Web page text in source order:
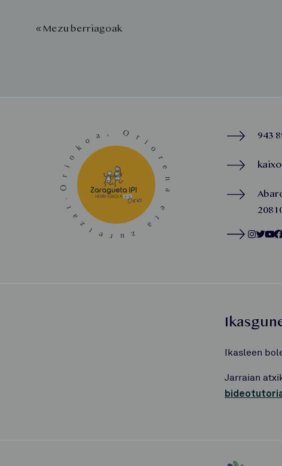
« Mezu berriagoak
943
Ikasleen
Jarraian